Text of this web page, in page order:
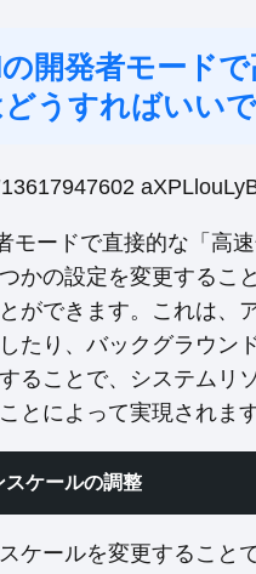
開発者モードで
うすればいい
モードで直接的な「高
かの設定を変更するこ
ができます。これは、
たり、バックグラウン
ることで、システムリ
とによって実現されます
スケールの調整
ケールを変更すること